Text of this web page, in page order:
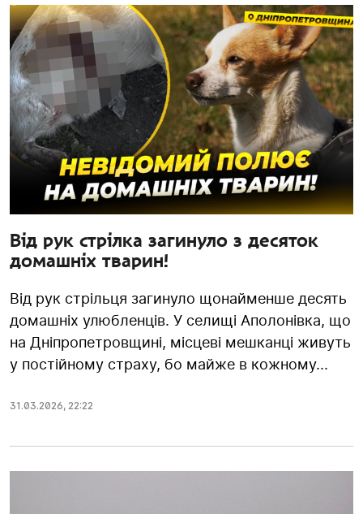
Від рук стрілка загинуло з десяток
домашніх тварин!
Від рук стрільця загинуло щонайменше десять
домашніх улюбленців. У селищі Аполонівка, що
на Дніпропетровщині, місцеві мешканці живуть
у постійному страху, бо майже в кожному...
31.03.2026, 22:22